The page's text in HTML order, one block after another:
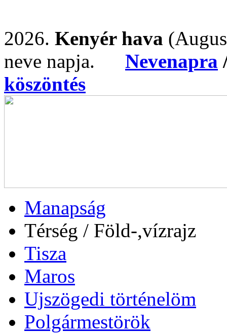
2026. Kenyér hava
neve napja. Nevenapra
köszöntés
Manapság
Térség / Föld-,vízrajz
Tisza
Maros
Ujszögedi történelöm
Polgármestörök